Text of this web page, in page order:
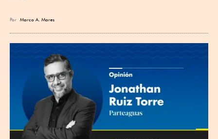
Por Marco A. Mares